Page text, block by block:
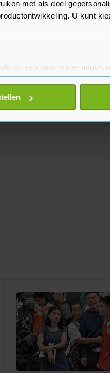
met als doel
U kunt
tot een paar meter
specifieke eigenschappen
en stel uw voorkeuren in